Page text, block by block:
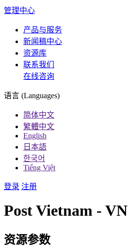
管理中心
产品与服务
新闻稿中心
资源库
联系我们
在线咨询
语言 (Languages)
简体中文
繁體中文
English
日本語
한국어
Tiếng Việt
登录 注册
Post Vietnam - VN
资源参数